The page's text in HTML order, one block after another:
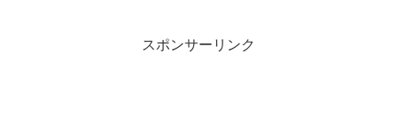
スポンサーリンク